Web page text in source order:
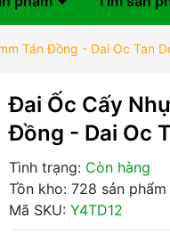
Tán Đồng - Dai Oc Tan
Đai Ốc Cấy
Đồng - Dai Oc
Tình trạng: Còn hàng
Tồn kho: 728 sản phẩm
Mã SKU: Y4TD12